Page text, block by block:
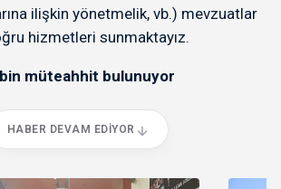
ilişkin yönetmelik, vb.) mevzuatlar
hizmetleri sunmaktayız.
müteahhit bulunuyor
HABER DEVAM EDIYOR